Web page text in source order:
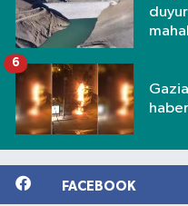
6
FACEBOOK